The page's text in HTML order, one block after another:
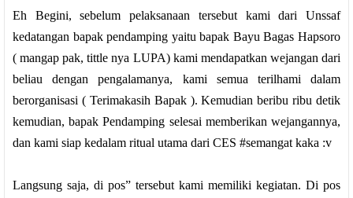
Eh Begini, sebelum pelaksanaan tersebut kami dari Unssaf
kedatangan bapak pendamping yaitu bapak Bayu Bagas Hapsoro
( mangap pak, tittle nya LUPA) kami mendapatkan wejangan dari
beliau dengan pengalamanya, kami semua terilhami dalam
berorganisasi ( Terimakasih Bapak ). Kemudian beribu ribu detik
kemudian, bapak Pendamping selesai memberikan wejangannya,
dan kami siap kedalam ritual utama dari CES #semangat kaka :v
Langsung saja, di pos” tersebut kami memiliki kegiatan. Di pos